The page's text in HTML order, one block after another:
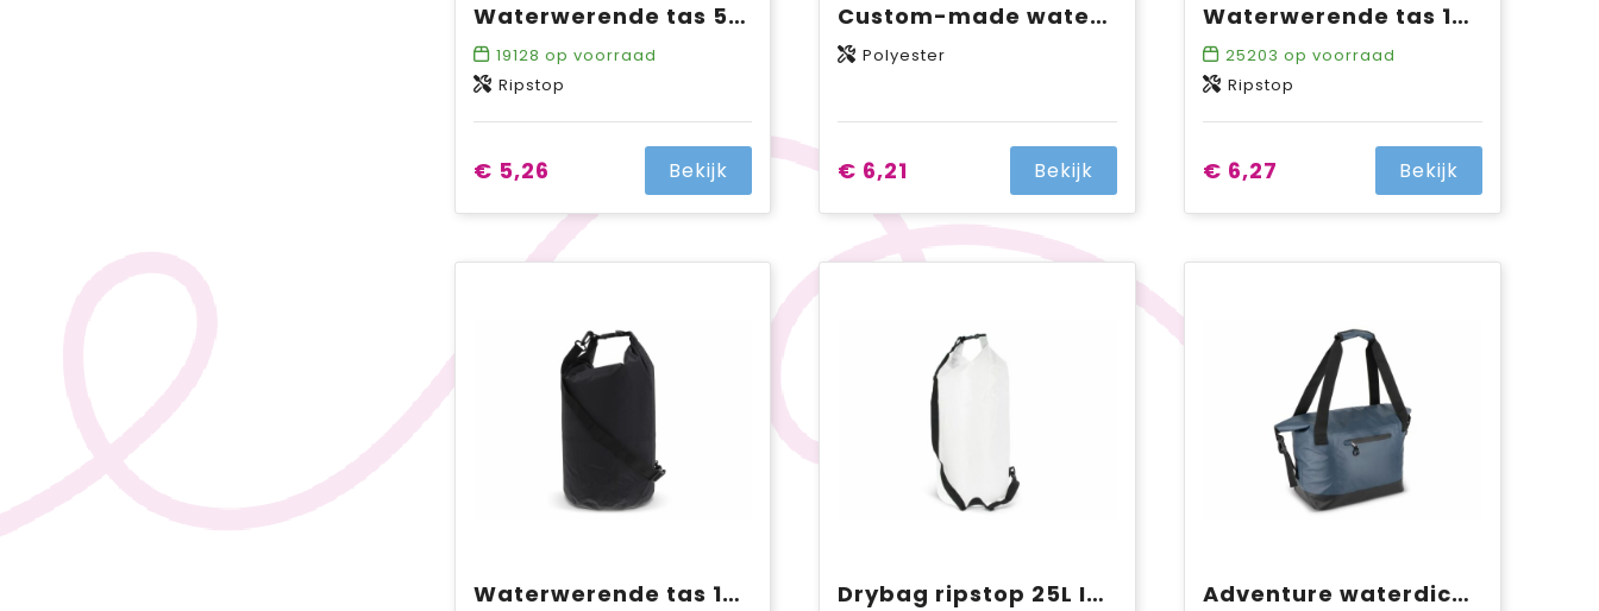
Waterwerende tas 5L IPX6
19128 op voorraad
Ripstop
€ 5,26 Bekijk
Custom-made waterwerende tas 10L IPX5
Polyester
€ 6,21 Bekijk
Waterwerende tas 10L IPX6
25203 op voorraad
Ripstop
€ 6,27 Bekijk
Waterwerende tas 15L IPX6 Drybag ripstop 25L IPX6 Adventure waterdichte koeltas IPX6